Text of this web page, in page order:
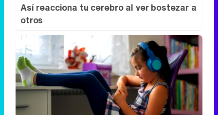
Así reacciona tu cerebro al ver bostezar a
otros